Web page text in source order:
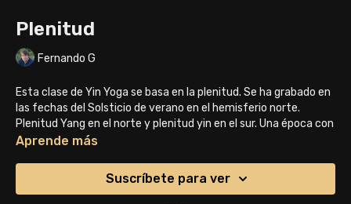
Plenitud
Fernando G
Esta clase de Yin Yoga se basa en la plenitud. Se ha grabado en
las fechas del Solsticio de verano en el hemisferio norte.
Plenitud Yang en el norte y plenitud yin en el sur. Una época con
una energía especial. En ese plano de la energía la clase trabaja
(corazón e intestino delgado).
Aprende más
Suscríbete para ver